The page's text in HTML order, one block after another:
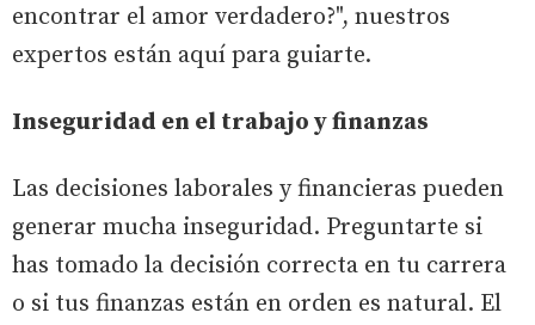
encontrar el amor verdadero?", nuestros
expertos están aquí para guiarte.
Inseguridad en el trabajo y finanzas
Las decisiones laborales y financieras pueden
generar mucha inseguridad. Preguntarte si
has tomado la decisión correcta en tu carrera
o si tus finanzas están en orden es natural. El